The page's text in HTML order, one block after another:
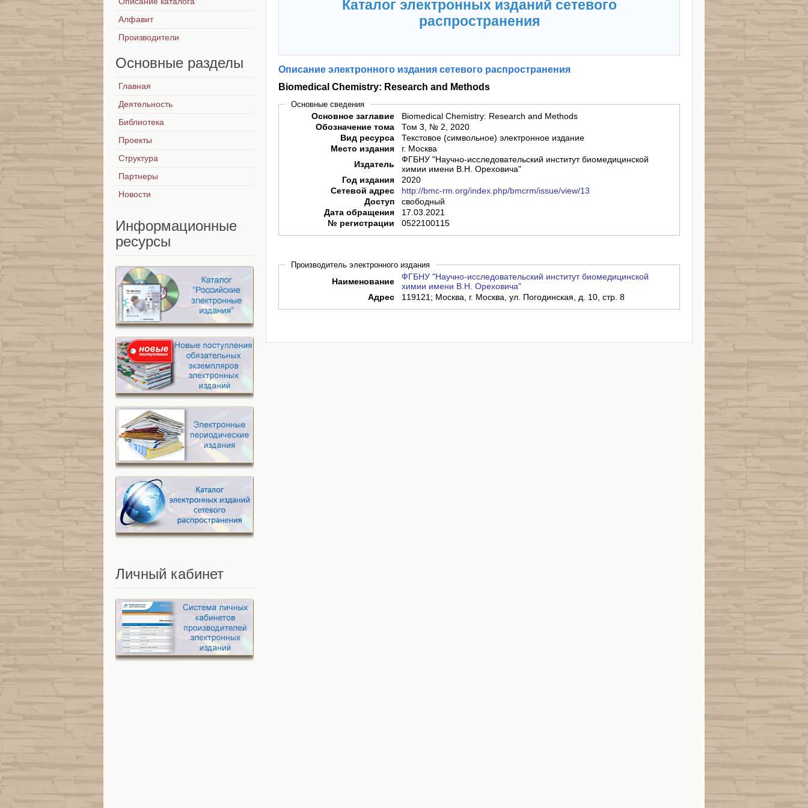
Каталог электронных изданий сетевого
распространения
Описание электронного издания сетевого распространения
Biomedical Chemistry: Research and Methods
Основные сведения
Основное заглавие
Biomedical Chemistry: Research and Methods
Обозначение тома
Том 3, № 2, 2020
Вид ресурса
Текстовое (символьное) электронное издание
Место издания
г. Москва
Издатель
ФГБНУ "Научно-исследовательский институт биомедицинской
химии имени В.Н. Ореховича"
Год издания
2020
Сетевой адрес
http://bmc-rm.org/index.php/bmcrm/issue/view/13
Доступ
свободный
Дата обращения
17.03.2021
№ регистрации
0522100115
Производитель электронного издания
Наименование
ФГБНУ "Научно-исследовательский институт биомедицинской
химии имени В.Н. Ореховича"
Адрес
119121; Москва, г. Москва, ул. Погодинская, д. 10, стр. 8
Алфавит
Производители
Основные разделы
Главная
Деятельность
Библиотека
Проекты
Структура
Партнеры
Новости
Информационные
ресурсы
Личный кабинет